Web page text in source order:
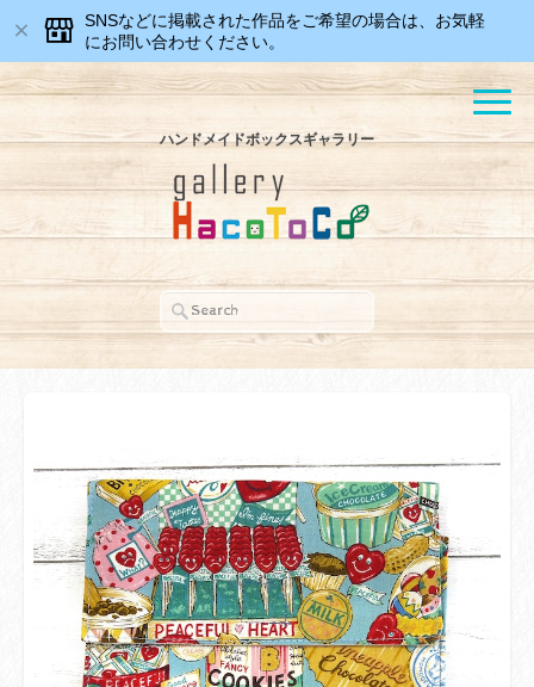
SNSなどに掲載された作品をご希望の場合は、お気軽
にお問い合わせください。
ハンドメイドボックスギャラリー